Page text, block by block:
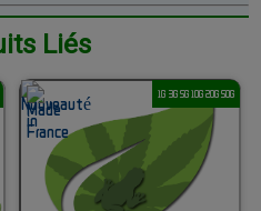
Liés
1G 3G 5G 10G 20G 50G